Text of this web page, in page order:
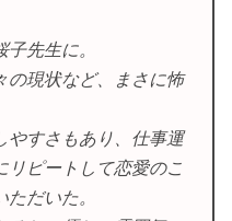
先生に。
の現状など、まさに怖
やすさもあり、仕事運
リピートして恋愛のこ
だいた。